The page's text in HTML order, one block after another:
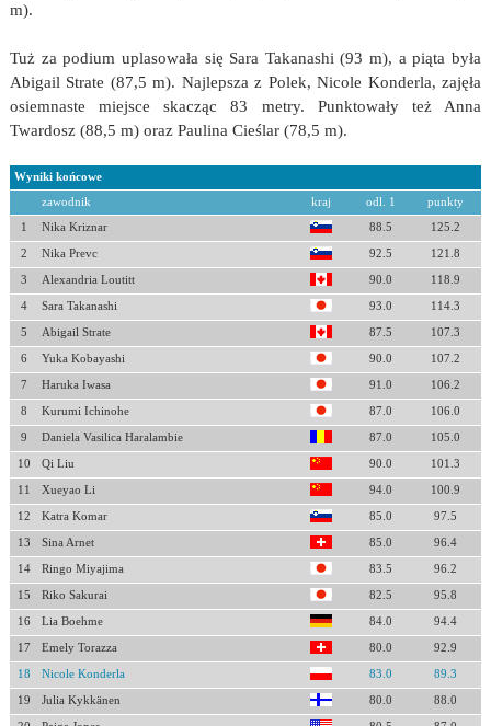
m).
Tuż za podium uplasowała się Sara Takanashi (93 m), a piąta była
Abigail Strate (87,5 m). Najlepsza z Polek, Nicole Konderla, zajęła
osiemnaste miejsce skacząc 83 metry. Punktowały też Anna
Twardosz (88,5 m) oraz Paulina Cieślar (78,5 m).
Wyniki końcowe
zawodnik kraj odl. 1 punkty
1 Nika Kriznar 88.5 125.2
2 Nika Prevc 92.5 121.8
3 Alexandria Loutitt 90.0 118.9
4 Sara Takanashi 93.0 114.3
5 Abigail Strate 87.5 107.3
6 Yuka Kobayashi 90.0 107.2
7 Haruka Iwasa 91.0 106.2
8 Kurumi Ichinohe 87.0 106.0
9 Daniela Vasilica Haralambie 87.0 105.0
10 Qi Liu 90.0 101.3
11 Xueyao Li 94.0 100.9
12 Katra Komar 85.0 97.5
13 Sina Arnet 85.0 96.4
14 Ringo Miyajima 83.5 96.2
15 Riko Sakurai 82.5 95.8
16 Lia Boehme 84.0 94.4
17 Emely Torazza 80.0 92.9
18 Nicole Konderla 83.0 89.3
19 Julia Kykkänen 80.0 88.0